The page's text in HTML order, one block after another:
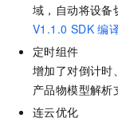
域，自动将设备
V1.1.0 SDK 编
定时组件
增加了对倒计时
产品物模型解析
连云优化